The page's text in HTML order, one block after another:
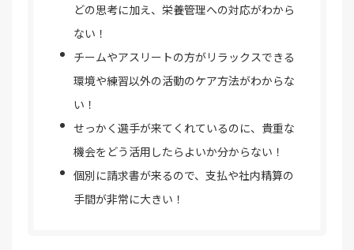
どの思考に加え、栄養管理への対応がわから
ない！
チームやアスリートの方がリラックスできる
環境や練習以外の活動のケア方法がわからな
い！
せっかく選手が来てくれているのに、貴重な
機会をどう活用したらよいか分からない！
個別に請求書が来るので、支払や社内精算の
手間が非常に大きい！